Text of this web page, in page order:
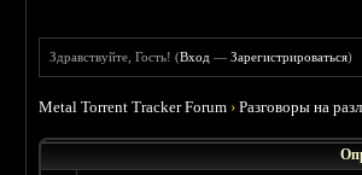
Здравствуйте, Гость! (Вход —Зарегистрироваться)
Metal Torrent Tracker Forum ›Разговоры на